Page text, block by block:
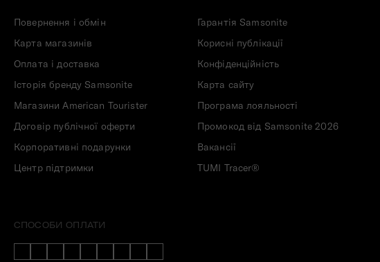
Повернення і обмін
Карта магазинів
Оплата і доставка
Історія бренду Samsonite
Магазини American Tourister
Договір публічної оферти
Корпоративні подарунки
Центр підтримки
Гарантія Samsonite
Корисні публікації
Конфіденційність
Карта сайту
Програма лояльності
Промокод від Samsonite 2026
Вакансії
TUMI Tracer®
СПОСОБИ ОПЛАТИ